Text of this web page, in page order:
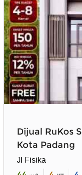
Dijual RuKos
Kota Padang
Jl Fisika